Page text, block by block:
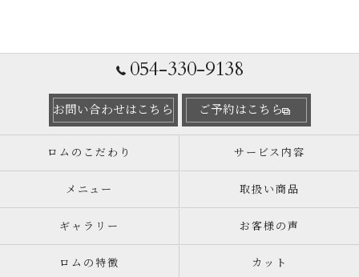
054-330-9138
お問い合わせはこちら ご予約はこちら
ロムのこだわり サービス内容
メニュー 取扱い商品
ギャラリー お客様の声
ロムの特徴 カット